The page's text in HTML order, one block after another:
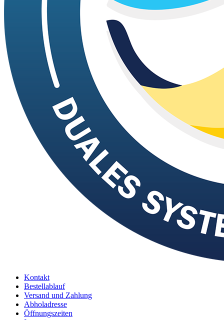
Kontakt
Bestellablauf
Versand und Zahlung
Abholadresse
Öffnungszeiten